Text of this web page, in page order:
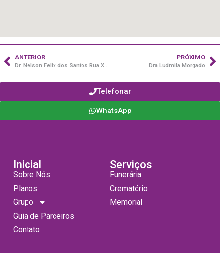
ANTERIOR
Dr. Nelson Felix dos Santos Rua XV de Novembro, 1875.
PRÓXIMO
Dra Ludmila Morgado
Telefonar
WhatsApp
Inicial
Sobre Nós
Planos
Grupo
Guia de Parceiros
Contato
Serviços
Funerária
Crematório
Memorial